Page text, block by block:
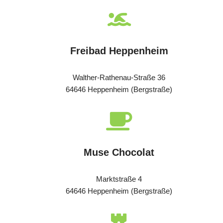
Freibad Heppenheim
Walther-Rathenau-Straße 36
64646 Heppenheim (Bergstraße)
Muse Chocolat
Marktstraße 4
64646 Heppenheim (Bergstraße)